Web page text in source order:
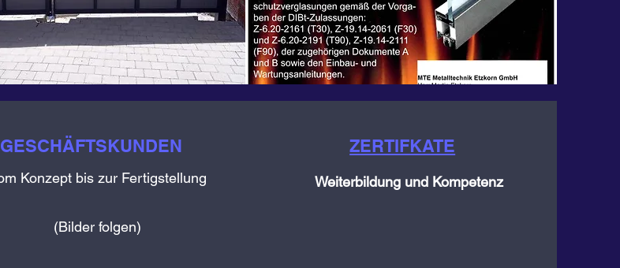
GESCHÄFTSKUNDEN
Konzept bis zur Fertigstellung
(Bilder folgen)
ZERTIFKATE
Weiterbildung und Kompetenz